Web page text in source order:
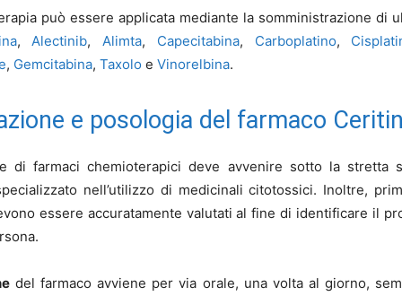
può essere applicata mediante la somministrazione di
,Alectinib, Alimta, Capecitabina, Carboplatino,
, Gemcitabina, Taxolo e Vinorelbina.
e posologia del farmaco
di farmaci chemioterapici deve avvenire sotto la stretta
nell’utilizzo di medicinali citotossici. Inoltre,
essere accuratamente valutati al fine di identificare il
del farmaco avviene per via orale, una volta al giorno,